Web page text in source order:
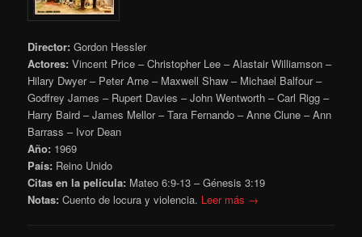
Director: Gordon Hessler
Actores: Vincent Price – Christopher Lee – Alastair Williamson –
Hilary Dwyer – Peter Arne – Maxwell Shaw – Michael Balfour –
Godfrey James – Rupert Davies – John Wentworth – Carl Rigg –
Harry Baird – James Mellor – Tara Fernando – Anne Clune – Ann
Barrass – Ivor Dean
Año: 1969
País: Reino Unido
Citas en la película: Mateo 6:9-13 – Génesis 3:19
Notas: Cuento de locura y violencia. Leer más →